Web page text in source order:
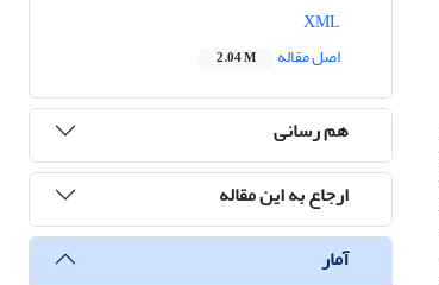
اصل مقاله
2.04 M
هم رسانی
ارجاع به این مقاله
آمار